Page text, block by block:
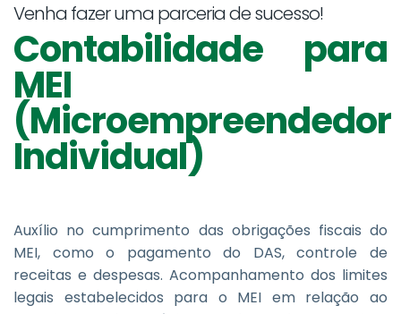
Venha fazer uma parceria de sucesso!
Contabilidade para
MEI
(Microempreendedor
Individual)
Auxílio no cumprimento das obrigações fiscais do
MEI, como o pagamento do DAS, controle de
receitas e despesas. Acompanhamento dos limites
legais estabelecidos para o MEI em relação ao